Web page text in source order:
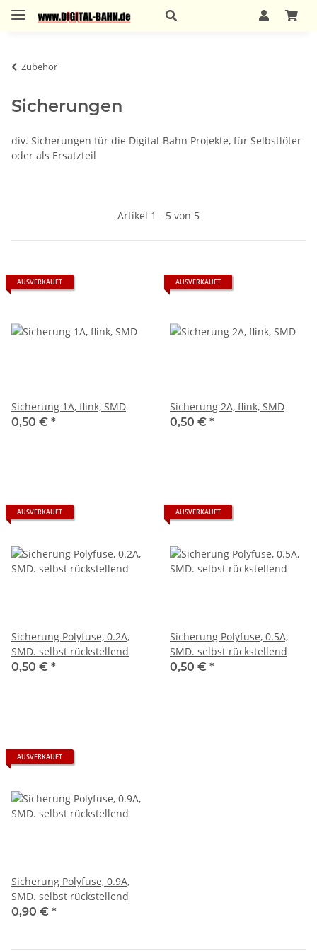
Zubehör
Sicherungen
div. Sicherungen für die Digital-Bahn Projekte, für Selbstlöter
oder als Ersatzteil
Artikel 1 - 5 von 5
AUSVERKAUFT
Sicherung 1A, flink, SMD
0,50 € *
AUSVERKAUFT
Sicherung 2A, flink, SMD
0,50 € *
AUSVERKAUFT
Sicherung Polyfuse, 0.2A,
SMD. selbst rückstellend
0,50 € *
AUSVERKAUFT
Sicherung Polyfuse, 0.5A,
SMD. selbst rückstellend
0,50 € *
AUSVERKAUFT
Sicherung Polyfuse, 0.9A,
SMD. selbst rückstellend
0,90 € *